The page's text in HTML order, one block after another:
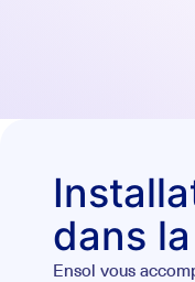
dans
Ensol vous